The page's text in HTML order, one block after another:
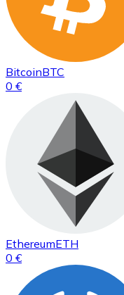
BitcoinBTC
0 €
EthereumETH
0 €